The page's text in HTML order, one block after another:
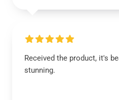
Received the product, it's
stunning.